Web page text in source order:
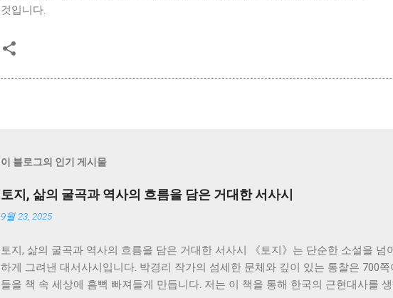
것입니다.
이 블로그의 인기 게시물
토지, 삶의 굴곡과 역사의 흐름을 담은 거대한 서사시
9월 23, 2025
토지, 삶의 굴곡과 역사의 흐름을 담은 거대한 서사시 《토지》는 단순한 소설을
하게 그려낸 대서사시입니다. 박경리 작가의 섬세한 문체와 깊이 있는 통찰은 700
들을 책 속 세상에 흠뻑 빠져들게 만듭니다. 저는 이 책을 통해 한국의 근현대사를